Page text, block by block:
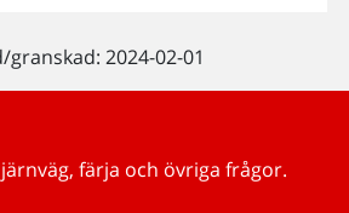
2024-02-01
färja och övriga frågor.